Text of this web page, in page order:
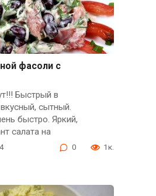
фасоли с
Быстрый в
сытный.
быстро. Яркий,
салата на
4 0 1к.